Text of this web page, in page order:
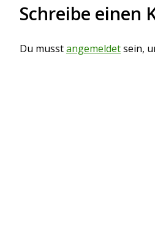
a
g
o
s
t
Schreibe einen
Du musstangemeldetsein,